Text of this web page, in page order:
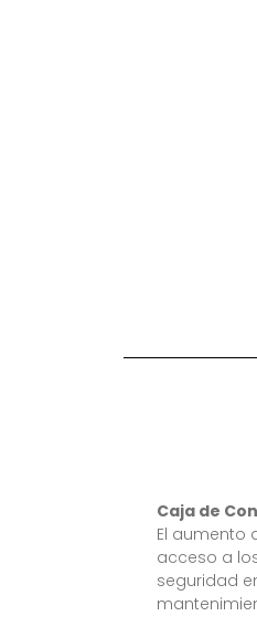
Caja de
El aumento
acceso a
seguridad